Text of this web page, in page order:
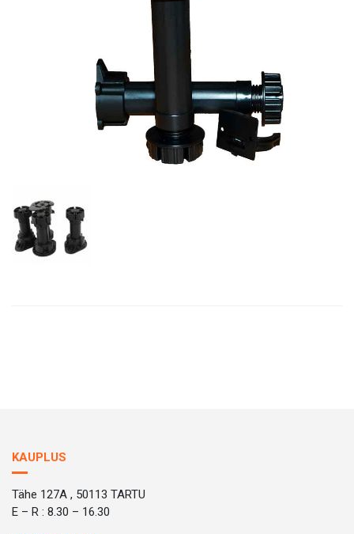
KAUPLUS
Tähe 127A , 50113 TARTU
E – R : 8.30 – 16.30